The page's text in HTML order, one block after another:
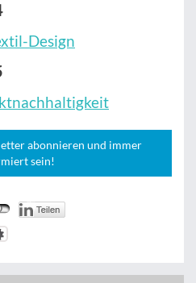
Design
abonnieren und immer
sein!